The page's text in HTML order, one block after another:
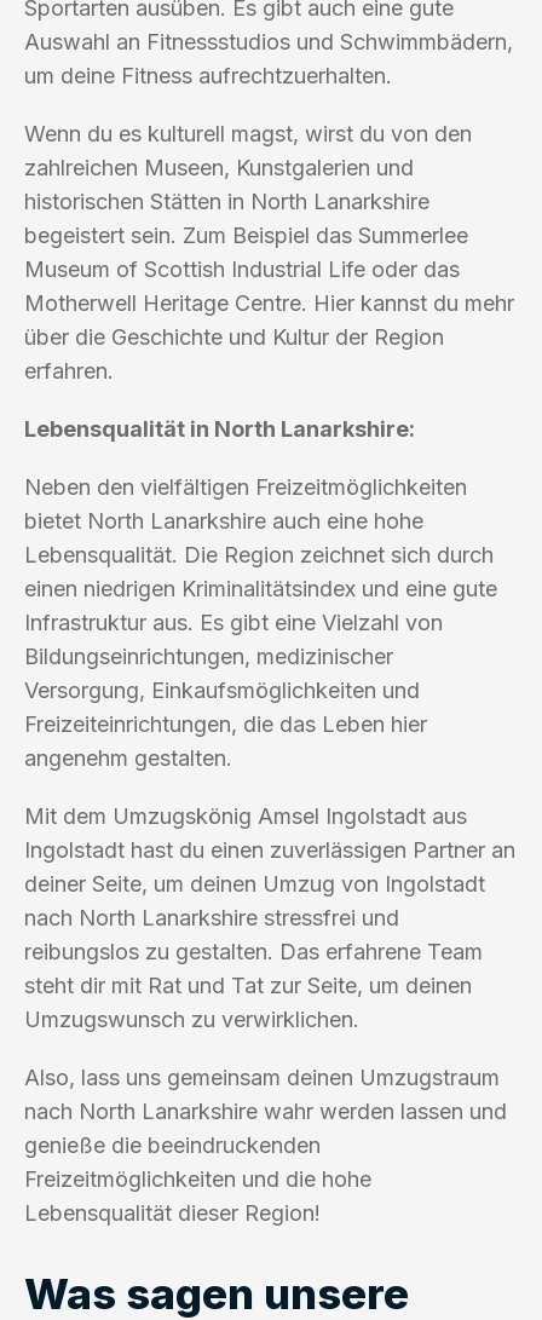
Sportarten ausüben. Es gibt auch eine gute
Auswahl an Fitnessstudios und Schwimmbädern,
um deine Fitness aufrechtzuerhalten.
Wenn du es kulturell magst, wirst du von den
zahlreichen Museen, Kunstgalerien und
historischen Stätten in North Lanarkshire
begeistert sein. Zum Beispiel das Summerlee
Museum of Scottish Industrial Life oder das
Motherwell Heritage Centre. Hier kannst du mehr
über die Geschichte und Kultur der Region
erfahren.
Lebensqualität in North Lanarkshire:
Neben den vielfältigen Freizeitmöglichkeiten
bietet North Lanarkshire auch eine hohe
Lebensqualität. Die Region zeichnet sich durch
einen niedrigen Kriminalitätsindex und eine gute
Infrastruktur aus. Es gibt eine Vielzahl von
Bildungseinrichtungen, medizinischer
Versorgung, Einkaufsmöglichkeiten und
Freizeiteinrichtungen, die das Leben hier
angenehm gestalten.
Mit dem Umzugskönig Amsel Ingolstadt aus
Ingolstadt hast du einen zuverlässigen Partner an
deiner Seite, um deinen Umzug von Ingolstadt
nach North Lanarkshire stressfrei und
reibungslos zu gestalten. Das erfahrene Team
steht dir mit Rat und Tat zur Seite, um deinen
Umzugswunsch zu verwirklichen.
Also, lass uns gemeinsam deinen Umzugstraum
nach North Lanarkshire wahr werden lassen und
genieße die beeindruckenden
Freizeitmöglichkeiten und die hohe
Lebensqualität dieser Region!
Was sagen unsere